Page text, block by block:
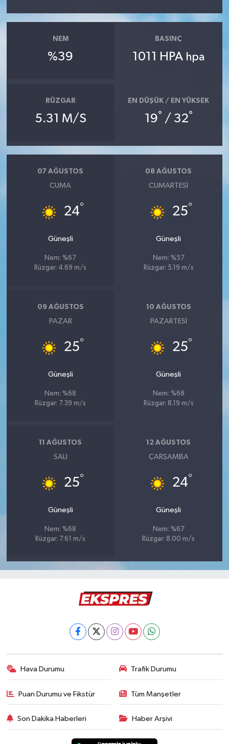
NEM
%39
BASINÇ
1011 HPA hpa
RÜZGAR
5.31 M/S
EN DÜŞÜK / EN YÜKSEK
19° / 32°
07 AĞUSTOS
CUMA
24°
Güneşli
Nem: %67
Rüzgar: 4.69 m/s
08 AĞUSTOS
CUMARTESI
25°
Güneşli
Nem: %57
Rüzgar: 5.19 m/s
09 AĞUSTOS
PAZAR
25°
Güneşli
Nem: %68
Rüzgar: 7.39 m/s
10 AĞUSTOS
PAZARTESI
25°
Güneşli
Nem: %68
Rüzgar: 8.19 m/s
11 AĞUSTOS
SALI
25°
Güneşli
Nem: %68
Rüzgar: 7.61 m/s
12 AĞUSTOS
ÇARŞAMBA
24°
Güneşli
Nem: %67
Rüzgar: 8.00 m/s
Hava Durumu Trafik Durumu
Puan Durumu ve Fikstür Tüm Manşetler
Son Dakika Haberleri Haber Arşivi
Hisarcık
Magazin
Otomobil
Pazarlar
Politika
Sağlık
Simav
Spor
Yemek Tarifleri